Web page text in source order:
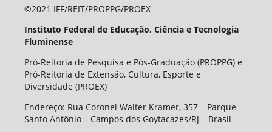
©2021 IFF/REIT/PROPPG/PROEX
Instituto Federal de Educação, Ciência e Tecnologia
Fluminense
Pró-Reitoria de Pesquisa e Pós-Graduação (PROPPG) e
Pró-Reitoria de Extensão, Cultura, Esporte e
Diversidade (PROEX)
Endereço: Rua Coronel Walter Kramer, 357 – Parque
Santo Antônio – Campos dos Goytacazes/RJ – Brasil